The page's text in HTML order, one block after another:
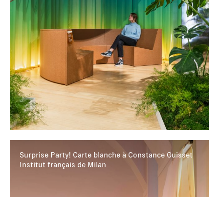
Surprise Party! Carte blanche à Constance Guisset
Institut français de Milan